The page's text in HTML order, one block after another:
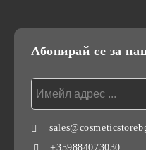
Абонирай се за
+359884073030